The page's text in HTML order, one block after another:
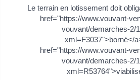
Le terrain en lotissement doit
href="https://www.vouvant-
vouvant/demarches-2/
xml=F3037">borné</
href="https://www.vouvant-
vouvant/demarches-2/